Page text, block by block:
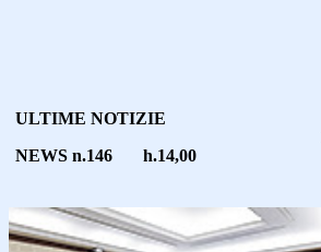
ULTIME NOTIZIE
NEWS n.146 h.14,00